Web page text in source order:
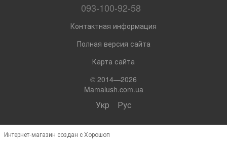
093-100-92-58
Контактная информация
Полная версия сайта
Карта сайта
© 2014—2026
Mamalush.com.ua
Укр Рус
Интернет-магазин создан с Хорошоп